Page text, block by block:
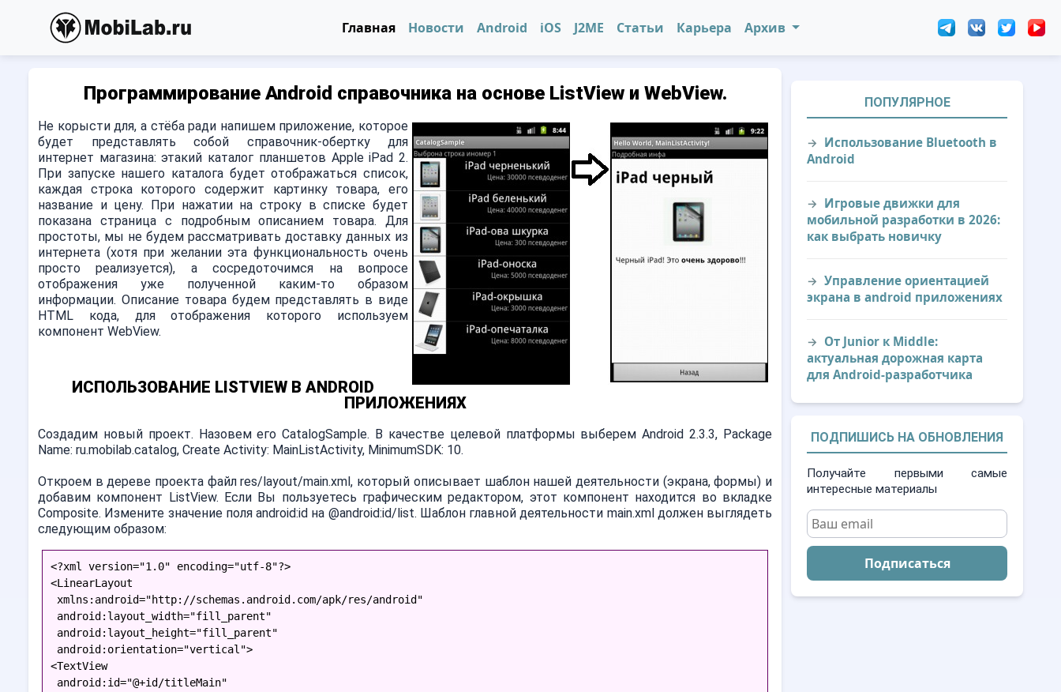
Главная Новости Android iOS J2ME Статьи Карьера Архив
Программирование Android справочника на основе ListView и WebView.
Не корысти для, а стёба ради напишем приложение, которое
будет представлять собой справочник-обертку для
интернет магазина: этакий каталог планшетов Apple iPad 2.
При запуске нашего каталога будет отображаться список,
каждая строка которого содержит картинку товара, его
название и цену. При нажатии на строку в списке будет
показана страница с подробным описанием товара. Для
простоты, мы не будем рассматривать доставку данных из
интернета (хотя при желании эта функциональность очень
просто реализуется), а сосредоточимся на вопросе
отображения уже полученной каким-то образом
информации. Описание товара будем представлять в виде
HTML кода, для отображения которого используем
компонент WebView.
ИСПОЛЬЗОВАНИЕ LISTVIEW В ANDROID
ПРИЛОЖЕНИЯХ
Создадим новый проект. Назовем его CatalogSample. В качестве целевой платформы выберем Android 2.3.3, Package
Name: ru.mobilab.catalog, Create Activity: MainListActivity, MinimumSDK: 10.
Откроем в дереве проекта файл res/layout/main.xml, который описывает шаблон нашей деятельности (экрана, формы) и
добавим компонент ListView. Если Вы пользуетесь графическим редактором, этот компонент находится во вкладке
Composite. Измените значение поля android:id на @android:id/list. Шаблон главной деятельности main.xml должен выглядеть
следующим образом:
<?xml version="1.0" encoding="utf-8"?>
<LinearLayout
xmlns:android="http://schemas.android.com/apk/res/android"
android:layout_width="fill_parent"
android:layout_height="fill_parent"
android:orientation="vertical">
<TextView
android:id="@+id/titleMain"
ПОПУЛЯРНОЕ
Использование Bluetooth в
Android
Игровые движки для
мобильной разработки в 2026:
как выбрать новичку
Управление ориентацией
экрана в android приложениях
От Junior к Middle:
актуальная дорожная карта
для Android-разработчика
ПОДПИШИСЬ НА ОБНОВЛЕНИЯ
Получайте первыми самые
интересные материалы
Подписаться